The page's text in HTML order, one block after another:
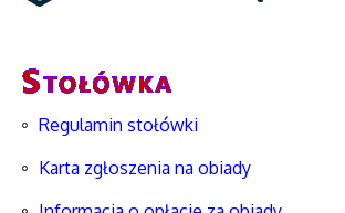
Regulamin stołówki
Karta zgłoszenia na obiady